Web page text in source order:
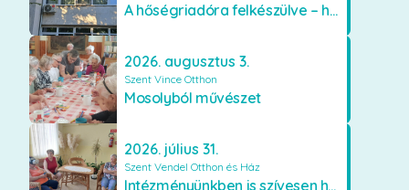
A hőségriadóra felkészülve – hűsítő fejlesztések a Szent Lajos Otthonban
2026. augusztus 3.
Szent Vince Otthon
Mosolyból művészet
2026. július 31.
Szent Vendel Otthon és Ház
Intézményünkben is szívesen használják a VR szemüveget